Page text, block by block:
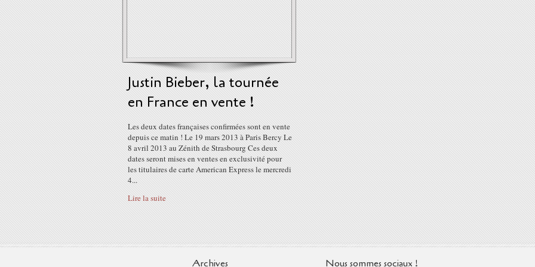
Justin Bieber, la tournée
en France en vente !
Les deux dates françaises confirmées sont en vente
depuis ce matin ! Le 19 mars 2013 à Paris Bercy Le
8 avril 2013 au Zénith de Strasbourg Ces deux
dates seront mises en ventes en exclusivité pour
les titulaires de carte American Express le mercredi
4...
Lire la suite
Archives Nous sommes sociaux !